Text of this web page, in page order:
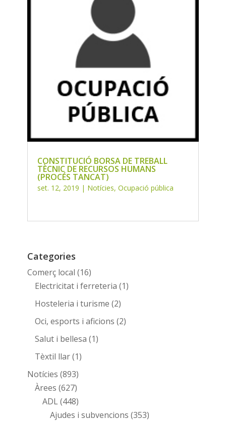
CONSTITUCIÓ BORSA DE TREBALL
TÈCNIC DE RECURSOS HUMANS
(PROCÉS TANCAT)
set. 12, 2019 | Notícies, Ocupació pública
Categories
Comerç local (16)
Electricitat i ferreteria (1)
Hosteleria i turisme (2)
Oci, esports i aficions (2)
Salut i bellesa (1)
Tèxtil llar(1)
Notícies (893)
Àrees (627)
ADL(448)
Ajudes i subvencions (353)